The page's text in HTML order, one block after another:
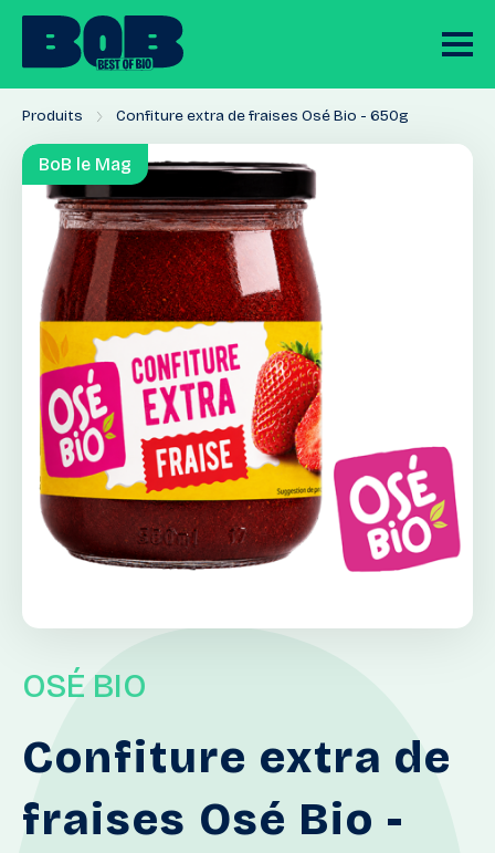
Produits Confiture extra de fraises Osé Bio - 650g
BoB le Mag
OSÉ BIO
Confiture extra de
fraises Osé Bio -